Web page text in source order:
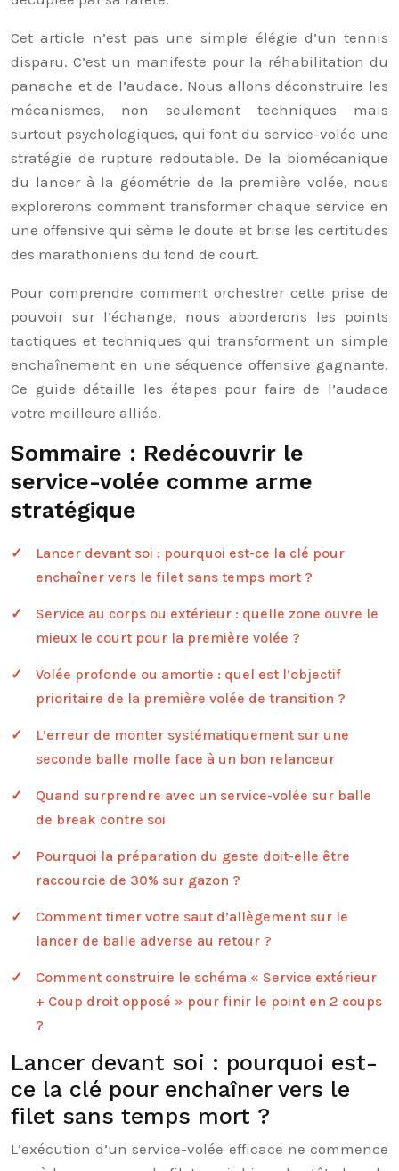
Cet article n’est pas une simple élégie d’un tennis
disparu. C’est un manifeste pour la réhabilitation du
panache et de l’audace. Nous allons déconstruire les
mécanismes, non seulement techniques mais
surtout psychologiques, qui font du service-volée une
stratégie de rupture redoutable. De la biomécanique
du lancer à la géométrie de la première volée, nous
explorerons comment transformer chaque service en
une offensive qui sème le doute et brise les certitudes
des marathoniens du fond de court.
Pour comprendre comment orchestrer cette prise de
pouvoir sur l’échange, nous aborderons les points
tactiques et techniques qui transforment un simple
enchaînement en une séquence offensive gagnante.
Ce guide détaille les étapes pour faire de l’audace
votre meilleure alliée.
Sommaire : Redécouvrir le
service-volée comme arme
stratégique
Lancer devant soi : pourquoi est-ce la clé pour
enchaîner vers le filet sans temps mort ?
Service au corps ou extérieur : quelle zone ouvre le
mieux le court pour la première volée ?
Volée profonde ou amortie : quel est l’objectif
prioritaire de la première volée de transition ?
L’erreur de monter systématiquement sur une
seconde balle molle face à un bon relanceur
Quand surprendre avec un service-volée sur balle
de break contre soi
Pourquoi la préparation du geste doit-elle être
raccourcie de 30% sur gazon ?
Comment timer votre saut d’allègement sur le
lancer de balle adverse au retour ?
Comment construire le schéma « Service extérieur
+ Coup droit opposé » pour finir le point en 2 coups
?
Lancer devant soi : pourquoi est-
ce la clé pour enchaîner vers le
filet sans temps mort ?
L’exécution d’un service-volée efficace ne commence